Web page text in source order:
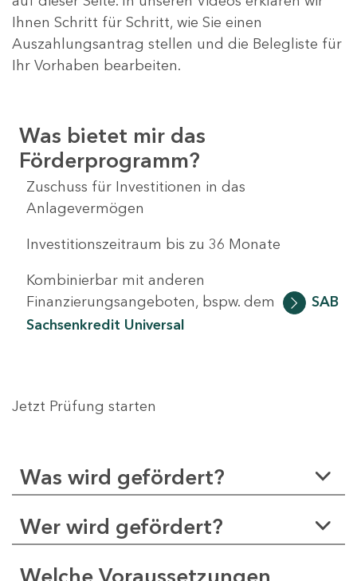
Ihnen Schritt für Schritt, wie Sie einen
Auszahlungsantrag stellen und die Belegliste für
Ihr Vorhaben bearbeiten.
Was bietet mir das
Förderprogramm?
Zuschuss für Investitionen in das
Anlagevermögen
Investitionszeitraum bis zu 36 Monate
Kombinierbar mit anderen
Finanzierungsangeboten, bspw. dem
SAB
Sachsenkredit Universal
Jetzt Prüfung starten
Was wird gefördert?
Wer wird gefördert?
Welche Voraussetzungen